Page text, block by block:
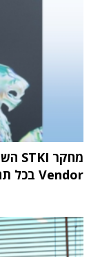
Vendor בכל תחומי שוק ה-IT